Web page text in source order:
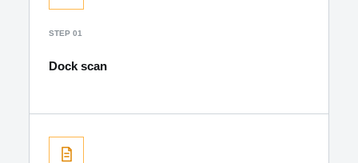
STEP 01
Dock scan